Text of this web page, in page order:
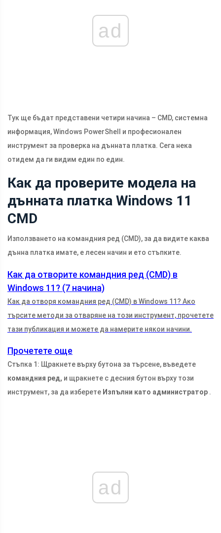
ad
Тук ще бъдат представени четири начина – CMD, системна
информация, Windows PowerShell и професионален
инструмент за проверка на дънната платка. Сега нека
отидем да ги видим един по един.
Как да проверите модела на
дънната платка Windows 11
CMD
Използването на командния ред (CMD), за да видите каква
дънна платка имате, е лесен начин и ето стъпките.
Как да отворите командния ред (CMD) в
Windows 11? (7 начина)
Как да отворя командния ред (CMD) в Windows 11? Ако
търсите методи за отваряне на този инструмент, прочетете
тази публикация и можете да намерите някои начини.
Прочетете още
Стъпка 1: Щракнете върху бутона за търсене, въведете
командния ред, и щракнете с десния бутон върху този
инструмент, за да изберете Изпълни като администратор .
ad